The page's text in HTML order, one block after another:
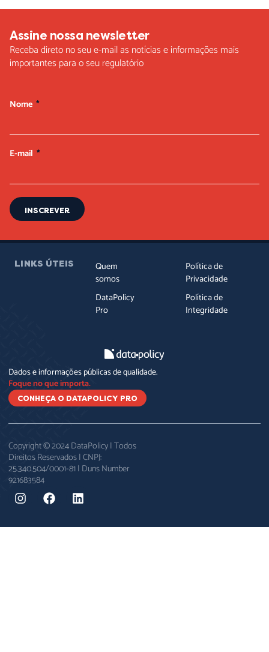
Assine nossa newsletter
Receba direto no seu e-mail as notícias e informações mais
importantes para o seu regulatório
Nome
E-mail
INSCREVER
LINKS ÚTEIS
Quem
somos
DataPolicy
Pro
Política de
Privacidade
Política de
Integridade
Dados e informações públicas de qualidade.
Foque no que importa.
CONHEÇA O DATAPOLICY PRO
Copyright © 2024 DataPolicy | Todos
Direitos Reservados | CNPJ:
25.340.504/0001-81 | Duns Number
921683584